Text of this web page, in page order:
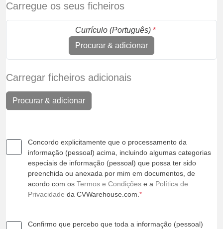
Carregue os seus ficheiros
Currículo (Português) *
Procurar & adicionar
Carregar ficheiros adicionais
Procurar & adicionar
Concordo explicitamente que o processamento da
informação (pessoal) acima, incluindo algumas categorias
especiais de informação (pessoal) que possa ter sido
preenchida ou anexada por mim em documentos, de
acordo com os Termos e Condições e a Política de
Privacidade da CVWarehouse.com. *
Confirmo que percebo que toda a informação (pessoal)